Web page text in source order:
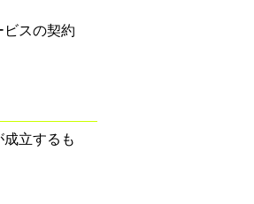
スの契約
立するも